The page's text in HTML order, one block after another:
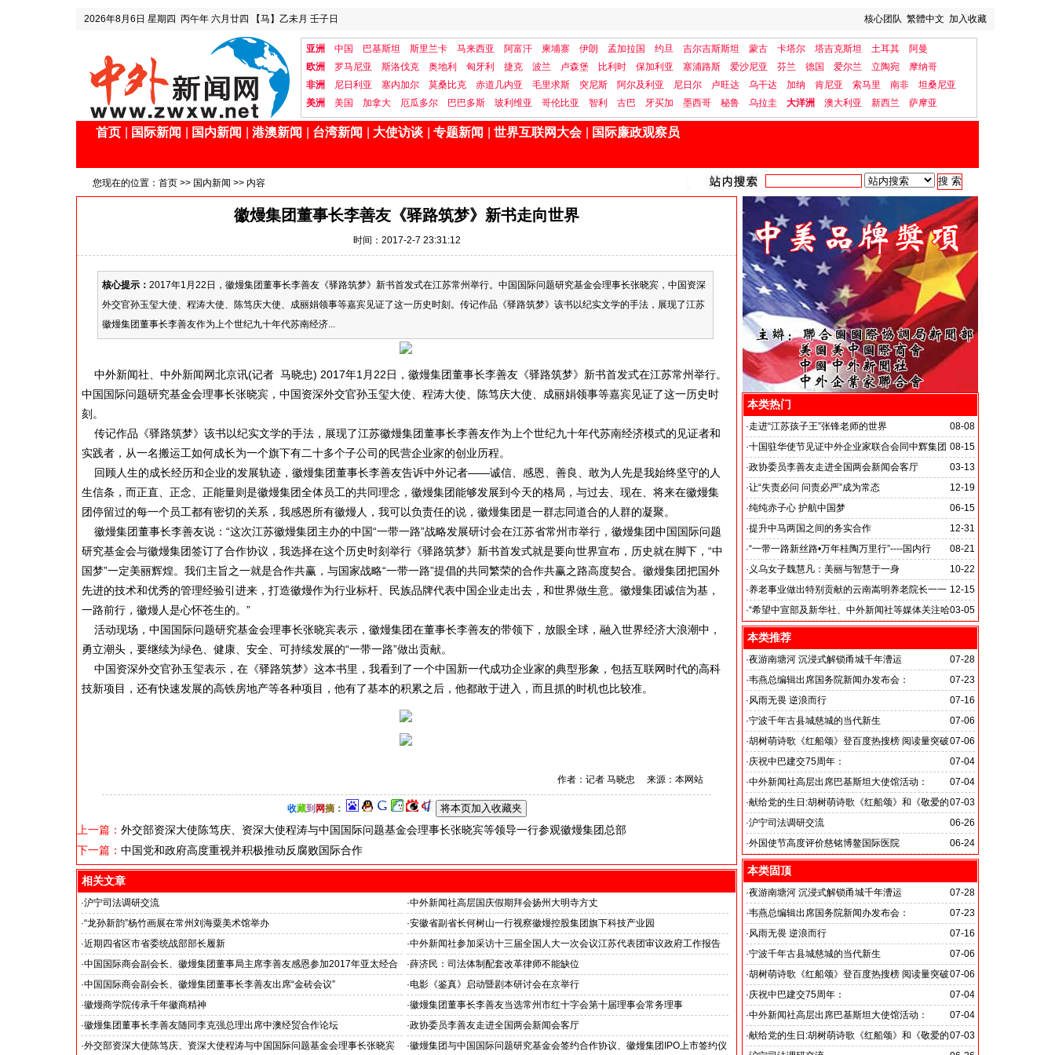
核心团队 繁體中文 加入收藏
2026年8月6日 星期四 丙午年 六月廿四 【马】乙未月 壬子日
亚洲 中国 巴基斯坦 斯里兰卡 马来西亚 阿富汗 柬埔寨 伊朗 孟加拉国 约旦 吉尔吉斯斯坦 蒙古 卡塔尔 塔吉克斯坦 土耳其
阿曼
欧洲
罗马尼亚 斯洛伐克 奥地利 匈牙利 捷克 波兰 卢森堡 比利时 保加利亚 塞浦路斯 爱沙尼亚 芬兰 德国 爱尔兰 立陶宛
摩纳哥
非洲
尼日利亚 塞内加尔 莫桑比克 赤道几内亚 毛里求斯 突尼斯 阿尔及利亚 尼日尔 卢旺达 乌干达 加纳 肯尼亚 索马里 南非
坦桑尼亚
美洲
美国 加拿大 厄瓜多尔 巴巴多斯 玻利维亚 哥伦比亚 智利 古巴 牙买加 墨西哥 秘鲁 乌拉圭 大洋洲 澳大利亚 新西兰 萨摩亚
首页 国际新闻 国内新闻 港澳新闻 台湾新闻 大使访谈 专题新闻 世界互联网大会 国际廉政观察员
您现在的位置： 首页 >> 国内新闻 >> 内容
徽熳集团董事长李善友《驿路筑梦》新书走向世界
时间：2017-2-7 23:31:12
核心提示： 2017年1月22日，徽熳集团董事长李善友《驿路筑梦》新书首发式在江苏常州举行。中国国际问题研究基金会理事长张晓宾，中国资深
外交官孙玉玺大使、程涛大使、陈笃庆大使、成丽娟领事等嘉宾见证了这一历史时刻。传记作品《驿路筑梦》该书以纪实文学的手法，展现了江苏
徽熳集团董事长李善友作为上个世纪九十年代苏南经济...
中外新闻社、中外新闻网北京讯(记者 马晓忠) 2017年1月22日，徽熳集团董事长李善友《驿路筑梦》新书首发式在江苏常州举行。
中国国际问题研究基金会理事长张晓宾，中国资深外交官孙玉玺大使、程涛大使、陈笃庆大使、成丽娟领事等嘉宾见证了这一历史时
刻。
传记作品《驿路筑梦》该书以纪实文学的手法，展现了江苏徽熳集团董事长李善友作为上个世纪九十年代苏南经济模式的见证者和
实践者，从一名搬运工如何成长为一个旗下有二十多个子公司的民营企业家的创业历程。
回顾人生的成长经历和企业的发展轨迹，徽熳集团董事长李善友告诉中外记者——诚信、感恩、善良、敢为人先是我始终坚守的人
生信条，而正直、正念、正能量则是徽熳集团全体员工的共同理念，徽熳集团能够发展到今天的格局，与过去、现在、将来在徽熳集
团停留过的每一个员工都有密切的关系，我感恩所有徽熳人，我可以负责任的说，徽熳集团是一群志同道合的人群的凝聚。
徽熳集团董事长李善友说：“这次江苏徽熳集团主办的中国“一带一路”战略发展研讨会在江苏省常州市举行，徽熳集团中国国际问题
研究基金会与徽熳集团签订了合作协议，我选择在这个历史时刻举行《驿路筑梦》新书首发式就是要向世界宣布，历史就在脚下，“中
国梦”一定美丽辉煌。我们主旨之一就是合作共赢，与国家战略“一带一路”提倡的共同繁荣的合作共赢之路高度契合。徽熳集团把国外
先进的技术和优秀的管理经验引进来，打造徽熳作为行业标杆、民族品牌代表中国企业走出去，和世界做生意。徽熳集团诚信为基，
一路前行，徽熳人是心怀苍生的。”
活动现场，中国国际问题研究基金会理事长张晓宾表示，徽熳集团在董事长李善友的带领下，放眼全球，融入世界经济大浪潮中，
勇立潮头，要继续为绿色、健康、安全、可持续发展的“一带一路”做出贡献。
中国资深外交官孙玉玺表示，在《驿路筑梦》这本书里，我看到了一个中国新一代成功企业家的典型形象，包括互联网时代的高科
技新项目，还有快速发展的高铁房地产等各种项目，他有了基本的积累之后，他都敢于进入，而且抓的时机也比较准。
作者：记者 马晓忠 来源：本网站
收藏到 网摘：
上一篇： 外交部资深大使陈笃庆、资深大使程涛与中国国际问题基金会理事长张晓宾等领导一行参观徽熳集团总部
下一篇： 中国党和政府高度重视并积极推动反腐败国际合作
相关文章
·沪宁司法调研交流
共探司法鉴定发展新路
·中外新闻社高层国庆假期拜会扬州大明寺方丈
·“龙孙新韵”杨竹画展在常州刘海粟美术馆举办 ·安徽省副省长何树山一行视察徽熳控股集团旗下科技产业园
·近期四省区市省委统战部部长履新 ·中外新闻社参加采访十三届全国人大一次会议江苏代表团审议政府工作报告
·中国国际商会副会长、徽熳集团董事局主席李善友感恩参加2017年亚太经合
组织APEC领导人会议并出席亚太经合组织工商领导人峰会
·薛济民：司法体制配套改革律师不能缺位
·中国国际商会副会长、徽熳集团董事长李善友出席“金砖会议” ·电影《鉴真》启动暨剧本研讨会在京举行
·徽熳商学院传承千年徽商精神 ·徽熳集团董事长李善友当选常州市红十字会第十届理事会常务理事
·徽熳集团董事长李善友随同李克强总理出席中澳经贸合作论坛 ·政协委员李善友走进全国两会新闻会客厅
·外交部资深大使陈笃庆、资深大使程涛与中国国际问题基金会理事长张晓宾 ·徽熳集团与中国国际问题研究基金会签约合作协议、徽熳集团IPO上市签约仪
本类热门
08-08
·走进“江苏孩子王”张锋老师的世界
08-15
·十国驻华使节见证中外企业家联合会同中辉集团
签署战略合作备忘录
03-13
·政协委员李善友走进全国两会新闻会客厅
12-19
·让“失责必问 问责必严”成为常态
06-15
·纯纯赤子心 护航中国梦
12-31
·提升中马两国之间的务实合作
马达加斯加总统埃里会见中国艺术银行董事长、中外新
闻社社务会主席徐志强先生并达成多项合作协议
08-21
·“一带一路新丝路•万年桂陶万里行”----国内行
10-22
· 义乌女子魏慧凡：美丽与智慧于一身
12-15
·养老事业做出特别贡献的云南嵩明养老院长一一
李丽琼
03-05
·“希望中宣部及新华社、中外新闻社等媒体关注哈
尔滨的发展”
本类推荐
07-28
·夜游南塘河 沉浸式解锁甬城千年漕运
07-23
·韦燕总编辑出席国务院新闻办发布会：
关注海关总署“十五五”时期守好国门安全
07-16
·风雨无畏 逆浪而行
旭日应急救援队硬核抗巴“威风”护平安
07-06
·宁波千年古县城慈城的当代新生
07-06
·胡树萌诗歌《红船颂》登百度热搜榜 阅读量突破
数亿次 打破“曲高和寡”的传播困境
07-04
·庆祝中巴建交75周年：
韦燕总裁同多国大使出席巴基斯坦驻华大使馆举办“芒果
节”
07-04
·中外新闻社高层出席巴基斯坦大使馆活动：
医药、保健和生物科技职业技术教育与培训专题研讨会
07-03
·献给党的生日:胡树萌诗歌《红船颂》和《敬爱的
党啊 我怎能不为你放声歌唱》
06-26
·沪宁司法调研交流
共探司法鉴定发展新路
06-24
·外国使节高度评价慈铭博鳌国际医院
本类固顶
07-28
·夜游南塘河 沉浸式解锁甬城千年漕运
07-23
·韦燕总编辑出席国务院新闻办发布会：
关注海关总署“十五五”时期守好国门安全
07-16
·风雨无畏 逆浪而行
旭日应急救援队硬核抗巴“威风”护平安
07-06
·宁波千年古县城慈城的当代新生
07-06
·胡树萌诗歌《红船颂》登百度热搜榜 阅读量突破
数亿次 打破“曲高和寡”的传播困境
07-04
·庆祝中巴建交75周年：
韦燕总裁同多国大使出席巴基斯坦驻华大使馆举办“芒果
节”
07-04
·中外新闻社高层出席巴基斯坦大使馆活动：
医药、保健和生物科技职业技术教育与培训专题研讨会
07-03
·献给党的生日:胡树萌诗歌《红船颂》和《敬爱的